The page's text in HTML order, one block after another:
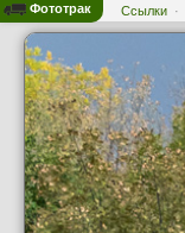
Фототрак Ссылки ·